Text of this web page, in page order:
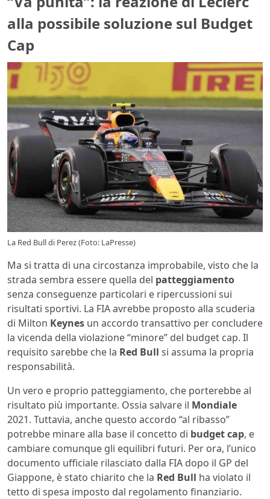
alla possibile soluzione sul Budget
Cap
La Red Bull di Perez (Foto: LaPresse)
Ma si tratta di una circostanza improbabile, visto che la
strada sembra essere quella del patteggiamento
senza conseguenze particolari e ripercussioni sui
risultati sportivi. La FIA avrebbe proposto alla scuderia
di Milton Keynes un accordo transattivo per concludere
la vicenda della violazione “minore” del budget cap. Il
requisito sarebbe che la Red Bull si assuma la propria
responsabilità.
Un vero e proprio patteggiamento, che porterebbe al
risultato più importante. Ossia salvare il Mondiale
2021. Tuttavia, anche questo accordo “al ribasso”
potrebbe minare alla base il concetto di budget cap, e
cambiare comunque gli equilibri futuri. Per ora, l’unico
documento ufficiale rilasciato dalla FIA dopo il GP del
Giappone, è stato chiarito che la Red Bull ha violato il
tetto di spesa imposto dal regolamento finanziario.